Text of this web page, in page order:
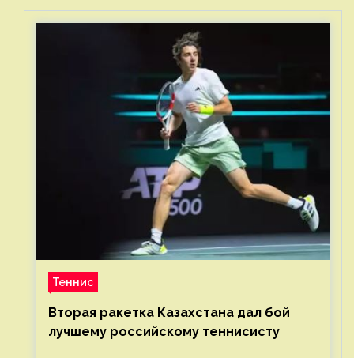
Теннис
Вторая ракетка Казахстана дал бой
лучшему российскому теннисисту